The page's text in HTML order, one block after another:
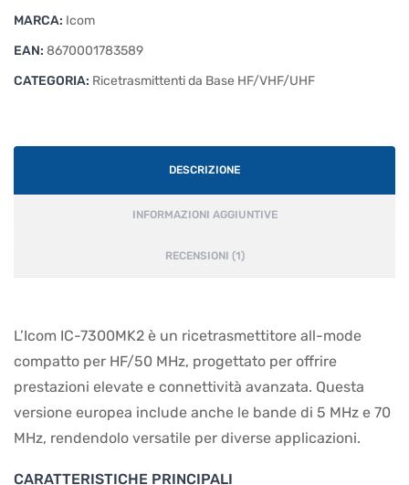
quantità
MARCA: Icom
EAN: 8670001783589
CATEGORIA: Ricetrasmittenti da Base HF/VHF/UHF
DESCRIZIONE
INFORMAZIONI AGGIUNTIVE
RECENSIONI (1)
L’Icom IC-7300MK2 è un ricetrasmettitore all-mode
compatto per HF/50 MHz, progettato per offrire
prestazioni elevate e connettività avanzata. Questa
versione europea include anche le bande di 5 MHz e 70
MHz, rendendolo versatile per diverse applicazioni.
CARATTERISTICHE PRINCIPALI